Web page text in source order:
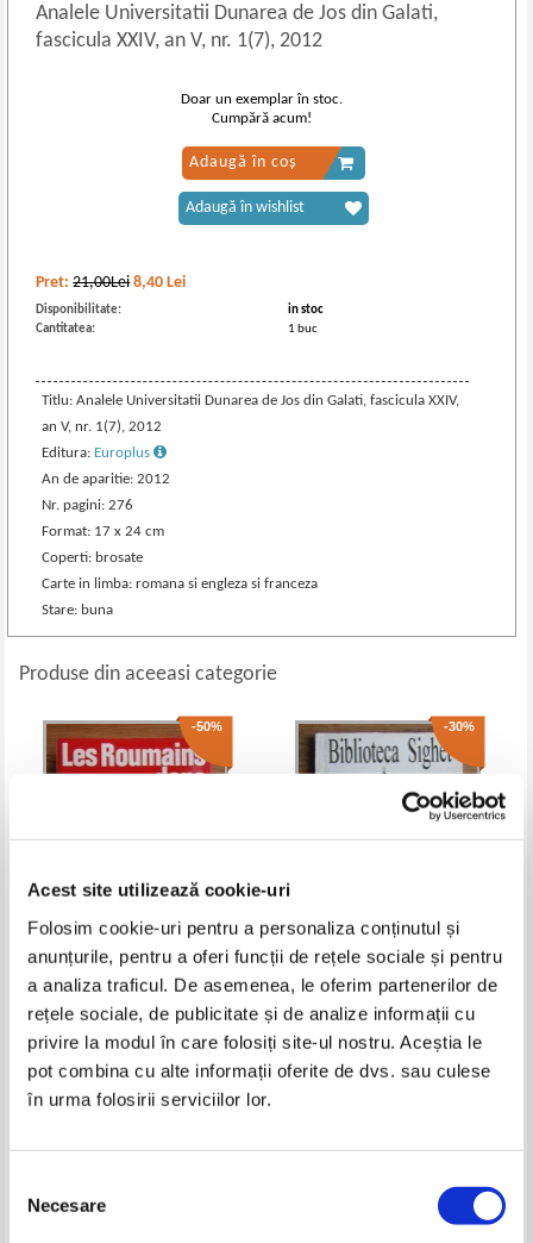
Acest site utilizează cookie-uri
Folosim cookie-uri pentru a personaliza conținutul și
anunțurile, pentru a oferi funcții de rețele sociale și pentru
a analiza traficul. De asemenea, le oferim partenerilor de
rețele sociale, de publicitate și de analize informații cu
privire la modul în care folosiți site-ul nostru. Aceștia le
pot combina cu alte informații oferite de dvs. sau culese
în urma folosirii serviciilor lor.
consimțământului
Necesare
Analele Universitatii Dunarea de Jos din Galati,
fascicula XXIV, an V, nr. 1(7), 2012
Pret:21,00Lei 8,40 Lei
Disponibilitate:
in stoc
Cantitatea:
1 buc
Titlu: Analele Universitatii Dunarea de Jos din Galati, fascicula XXIV,
an V, nr. 1(7), 2012
Editura: Europlus
An de aparitie: 2012
Nr. pagini: 276
Format: 17 x 24 cm
Coperti: brosate
Carte in limba: romana si engleza si franceza
Stare: buna
Doar un exemplar în stoc.
Cumpără acum!
Adaugă în coș
Adaugă în wishlist
Produse din aceeasi categorie
-50%
Les roumains dans la resistance
12,00Lei 6,00
Adaugă în coș
-30%
Biblioteca Sighet. O enigma
care implineste sapte ani,
Timisoara 1989 - 1996
Lei
Adaugă în coș